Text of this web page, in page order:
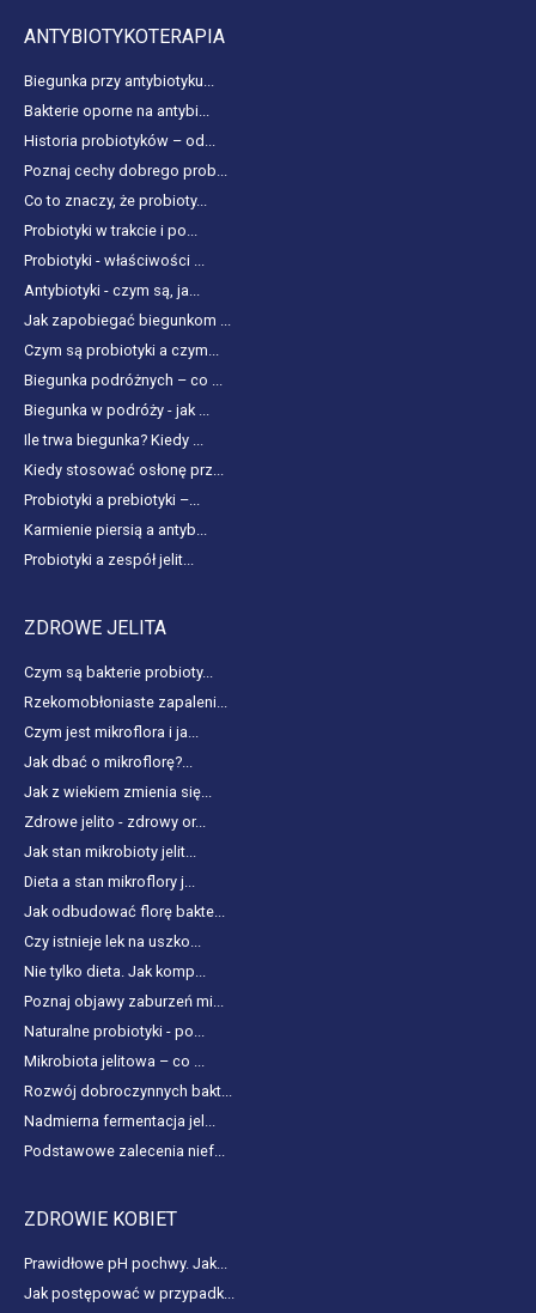
ANTYBIOTYKOTERAPIA
Biegunka przy antybiotyku...
Bakterie oporne na antybi...
Historia probiotyków – od...
Poznaj cechy dobrego prob...
Co to znaczy, że probioty...
Probiotyki w trakcie i po...
Probiotyki - właściwości ...
Antybiotyki - czym są, ja...
Jak zapobiegać biegunkom ...
Czym są probiotyki a czym...
Biegunka podróżnych – co ...
Biegunka w podróży - jak ...
Ile trwa biegunka? Kiedy ...
Kiedy stosować osłonę prz...
Probiotyki a prebiotyki –...
Karmienie piersią a antyb...
Probiotyki a zespół jelit...
ZDROWE JELITA
Czym są bakterie probioty...
Rzekomobłoniaste zapaleni...
Czym jest mikroflora i ja...
Jak dbać o mikroflorę?...
Jak z wiekiem zmienia się...
Zdrowe jelito - zdrowy or...
Jak stan mikrobioty jelit...
Dieta a stan mikroflory j...
Jak odbudować florę bakte...
Czy istnieje lek na uszko...
Nie tylko dieta. Jak komp...
Poznaj objawy zaburzeń mi...
Naturalne probiotyki - po...
Mikrobiota jelitowa – co ...
Rozwój dobroczynnych bakt...
Nadmierna fermentacja jel...
Podstawowe zalecenia nief...
ZDROWIE KOBIET
Prawidłowe pH pochwy. Jak...
Jak postępować w przypadk...